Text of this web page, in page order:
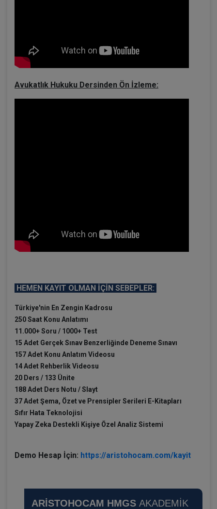
Avukatlık Hukuku Dersinden Ön İzleme:
HEMEN KAYIT OLMAN İÇİN SEBEPLER:
Türkiye'nin En Zengin Kadrosu
250 Saat Konu Anlatımı
11.000+ Soru / 1000+ Test
15 Adet Gerçek Sınav Benzerliğinde Deneme Sınavı
157 Adet Konu Anlatım Videosu
14 Adet Rehberlik Videosu
20 Ders / 133 Ünite
188 Adet Ders Notu / Slayt
37 Adet Şema, Özet ve Prensipler Serileri E-Kitapları
Sıfır Hata Teknolojisi
Yapay Zeka Destekli Kişiye Özel Analiz Sistemi
Demo Hesap İçin: https://aristohocam.com/kayit
ARİSTOHOCAM HMGS AKADEMİK